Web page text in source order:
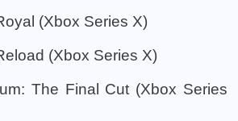
(Xbox Series X)
(Xbox Series X)
The Final Cut (Xbox Series